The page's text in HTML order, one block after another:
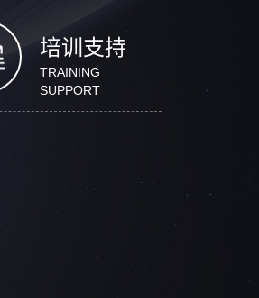
培训支持
TRAINING
SUPPORT